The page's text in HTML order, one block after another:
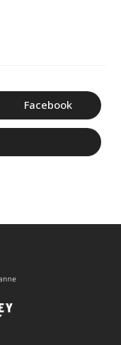
Facebook